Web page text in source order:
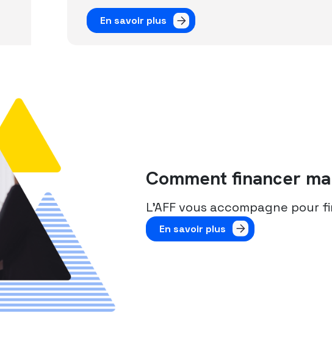
En savoir plus
Comment financer
L’AFF vous accompagne
En savoir plus